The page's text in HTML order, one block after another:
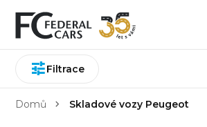
Domů Skladové vozy Peugeot
Filtrace